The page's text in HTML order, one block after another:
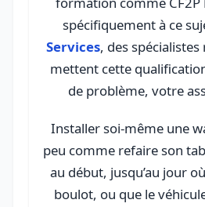
spécifiquement à ce
Services, des
mettent cette
de problème, votre
Installer soi-même une
peu comme refaire son
au début, jusqu’au jour
boulot, ou que le